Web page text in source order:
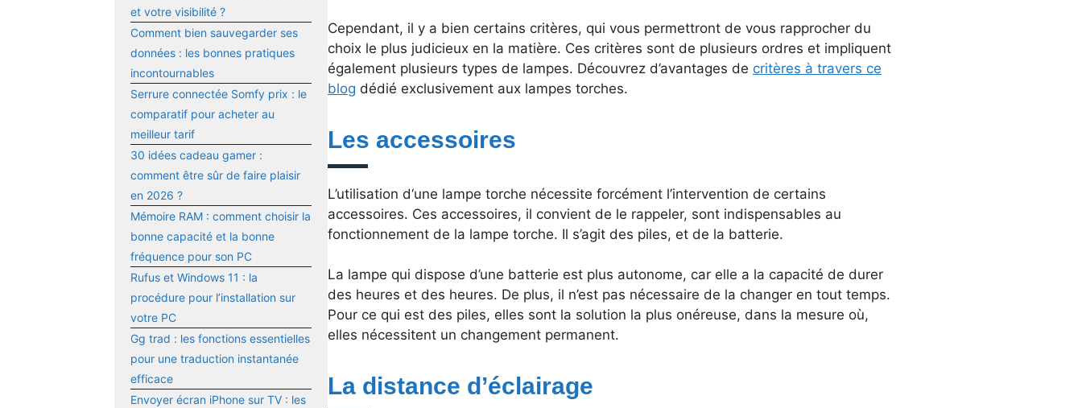
et votre visibilité ?
Comment bien sauvegarder ses
données : les bonnes pratiques
incontournables
Serrure connectée Somfy prix : le
comparatif pour acheter au
meilleur tarif
30 idées cadeau gamer :
comment être sûr de faire plaisir
en 2026 ?
Mémoire RAM : comment choisir la
bonne capacité et la bonne
fréquence pour son PC
Rufus et Windows 11 : la
procédure pour l’installation sur
votre PC
Gg trad : les fonctions essentielles
pour une traduction instantanée
efficace
Envoyer écran iPhone sur TV : les
Cependant, il y a bien certains critères, qui vous permettront de vous rapprocher du
choix le plus judicieux en la matière. Ces critères sont de plusieurs ordres et impliquent
également plusieurs types de lampes. Découvrez d’avantages de critères à travers ce
blog dédié exclusivement aux lampes torches.
Les accessoires
L’utilisation d‘une lampe torche nécessite forcément l’intervention de certains
accessoires. Ces accessoires, il convient de le rappeler, sont indispensables au
fonctionnement de la lampe torche. Il s’agit des piles, et de la batterie.
La lampe qui dispose d’une batterie est plus autonome, car elle a la capacité de durer
des heures et des heures. De plus, il n’est pas nécessaire de la changer en tout temps.
Pour ce qui est des piles, elles sont la solution la plus onéreuse, dans la mesure où,
elles nécessitent un changement permanent.
La distance d’éclairage